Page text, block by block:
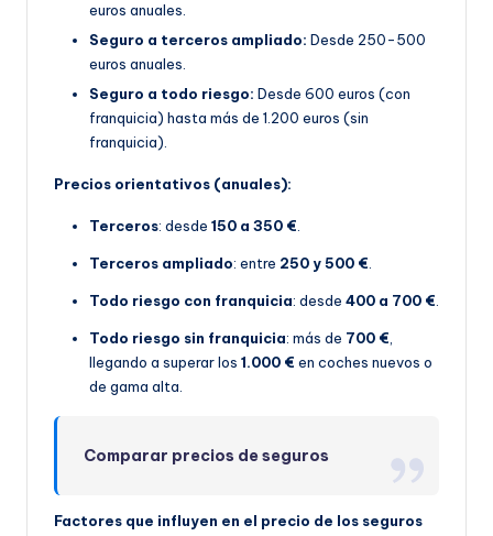
euros anuales.
Seguro a terceros ampliado: Desde 250-500
euros anuales.
Seguro a todo riesgo: Desde 600 euros (con
franquicia) hasta más de 1.200 euros (sin
franquicia).
Precios orientativos (anuales):
Terceros: desde 150 a 350 €
Terceros ampliado: entre 250 y 500 €
Todo riesgo con franquicia: desde 400 a 700 €
Todo riesgo sin franquicia: más de 700 €
llegando a superar los 1.000 € en coches nuevos o
de gama alta.
Comparar precios de seguros
Factores que influyen en el precio de los seguros